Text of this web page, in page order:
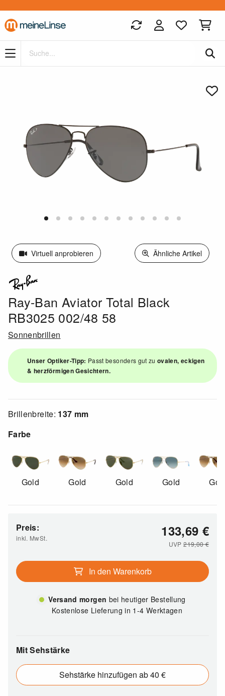
Zum Hauptinhalt springen
Virtuell anprobieren Ähnliche Artikel
Ray-Ban Aviator Total Black
RB3025 002/48 58
Sonnenbrillen
Unser Optiker-Tipp: Passt besonders gut zuovalen, eckigen
& herzförmigen Gesichtern.
Brillenbreite: 137 mm
Farbe
Gold Gold Gold Gold
Preis:
inkl. MwSt. 133,69 €
UVP219,00€
In den Warenkorb
Versand morgen bei heutiger Bestellung
Kostenlose Lieferung in 1-4 Werktagen
Mit Sehstärke
Sehstärke hinzufügen ab 40 €